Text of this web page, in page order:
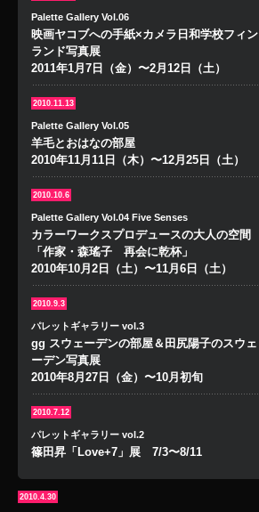
Palette Gallery Vol.06
映画ヤコブへの手紙×カメラ日和学校フィン
ランド写真展
2011年1月7日（金）〜2月12日（土）
2010.11.13
Palette Gallery Vol.05
羊毛とおはなの部屋
2010年11月11日（木）〜12月25日（土）
2010.10.6
Palette Gallery Vol.04 Five Senses
カラーワークスプロデュースの大人の空間
「作家・森瑤子 再会に乾杯」
2010年10月2日（土）〜11月6日（土）
2010.9.3
パレットギャラリー vol.3
gg スウェーデンの部屋＆田尻陽子のスウェ
ーデン写真展
2010年8月27日（金）〜10月初旬
2010.7.12
パレットギャラリー vol.2
篠田昇「Love+7」展 7/3〜8/11
2010.4.30